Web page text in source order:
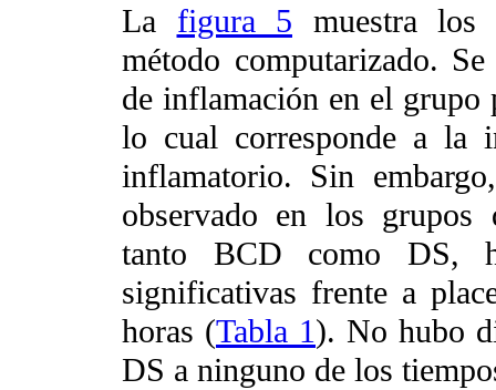
La figura 5 muestra los
método computarizado.
de inflamación en el grupo
lo cual corresponde a la
inflamatorio. Sin
observado en los grupos
tanto BCD como DS,
significativas frente a
horas (Tabla 1). No hubo
DS a ninguno de los